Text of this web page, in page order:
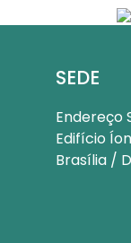
SEDE
Endereço
Edifício
Brasília /